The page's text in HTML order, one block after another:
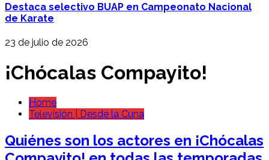
Destaca selectivo BUAP en Campeonato Nacional
de Karate
23 de julio de 2026
¡Chócalas Compayito!
Home
Televisión | Desde la Cuna
Quiénes son los actores en ¡Chócalas